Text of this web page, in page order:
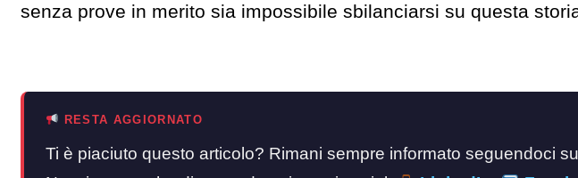
senza prove in merito sia impossibile sbilanciarsi su questa
RESTA AGGIORNATO
Ti è piaciuto questo articolo? Rimani sempre informato seguendoci su